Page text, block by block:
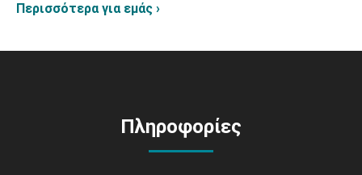
Περισσότερα για εμάς ›
Πληροφορίες